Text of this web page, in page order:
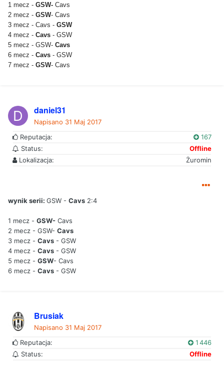
1 mecz - GSW- Cavs
2 mecz - GSW- Cavs
3 mecz - Cavs - GSW
4 mecz - Cavs - GSW
5 mecz - GSW- Cavs
6 mecz - Cavs - GSW
7 mecz - GSW- Cavs
daniel31
Napisano 31 Maj 2017
Reputacja:
167
Status:
Offline
Lokalizacja:
Żuromin
wynik serii: GSW - Cavs 2:4
1 mecz - GSW- Cavs
2 mecz - GSW- Cavs
3 mecz - Cavs - GSW
4 mecz - Cavs - GSW
5 mecz - GSW- Cavs
6 mecz - Cavs - GSW
Brusiak
Napisano 31 Maj 2017
Reputacja:
1 446
Status:
Offline